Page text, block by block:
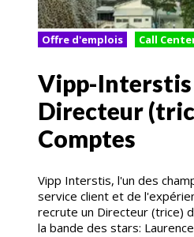
Offre d'emplois Call
Vipp-
Directeur
Comptes
Vipp Interstis, l'un des
service client et de
recrute un Directeur (trice)
la bande des stars: